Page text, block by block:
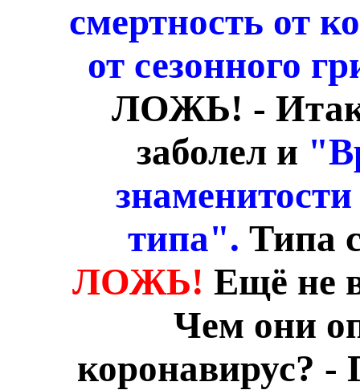
смертность от
от сезонного
ЛОЖЬ! - Итак,
заболел и
типа". Типа
ЛОЖЬ! Ещё не
Чем они
коронавирус?